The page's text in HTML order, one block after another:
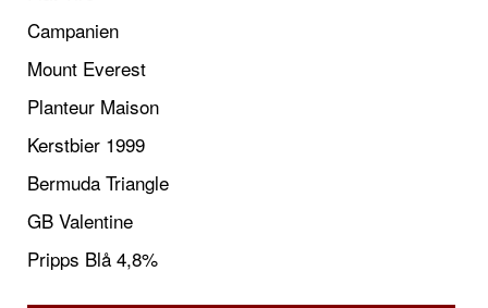
Campanien
Mount Everest
Planteur Maison
Kerstbier 1999
Bermuda Triangle
GB Valentine
Pripps Blå 4,8%